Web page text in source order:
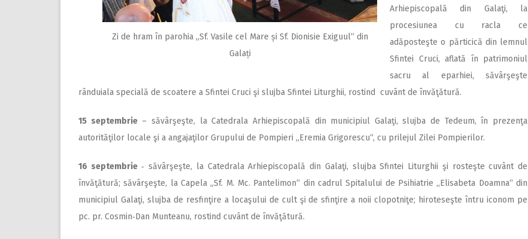
Zi de hram în parohia „Sf. Vasile cel Mare și Sf. Dionisie Exiguul“ din
Galați
Arhiepiscopală din Galaţi, la
procesiunea cu racla ce
adăposteşte o părticică din lemnul
Sfintei Cruci, aflată în patrimoniul
sacru al eparhiei, săvârşeşte
rânduiala specială de scoatere a Sfintei Cruci şi slujba Sfintei Liturghii, rostind cuvânt de învăţătură.
15 septembrie– săvârşeşte, la Catedrala Arhiepiscopală din municipiul Galaţi, slujba de Tedeum, în prezenţa
autorităţilor locale şi a angajaţilor Grupului de Pompieri ,,Eremia Grigorescu“, cu prilejul Zilei Pom­pierilor.
16 septembrie‑ săvârşeşte, la Catedrala Arhiepiscopală din Galaţi, slujba Sfintei Liturghii şi rosteşte cuvânt de
învăţătură; săvârşeşte, la Capela „Sf. M. Mc. Pantelimon“ din cadrul Spitalului de Psihiatrie „Elisabeta Doamna“ din
municipiul Galaţi, slujba de resfinţire a locaşului de cult şi de sfinţire a noii clopotniţe; hiroteseşte întru iconom pe
pc. pr. Cosmin‑Dan Munteanu, rostind cuvânt de învăţătură.